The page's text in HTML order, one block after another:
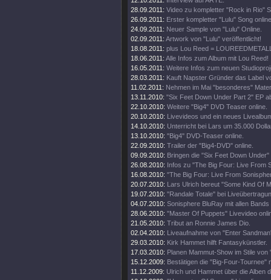
28.09.2011: Video zu kompletter "Rock in Rio"
26.09.2011: Erster kompletter "Lulu" Song
24.09.2011: Neuer Sample von "Lulu" Online.
02.09.2011: Artwork von "Lulu" veröffentlicht!
18.08.2011: plus Lou Reed =
18.06.2011: Alle Infos zum Album mit Lou Reed!
16.05.2011: Weitere Infos zum neuen
28.03.2011: Kauft Napster Gründer das Label
11.02.2011: Nehmen im Mai "besonderes"
13.11.2010: "Six Feet Down Under Part 2" EP
22.10.2010: Weitere "Big4" DVD Teaser online.
20.10.2010: Livevideos und ein neues
14.10.2010: Unterricht bei Lars um 35.000
13.10.2010: "Big4" DVD-Teaser online.
22.09.2010: Trailer der "Big4-DVD" online.
09.09.2010: Bringen die "Six Feet Down Under"
26.08.2010: Infos zu "The Big Four: Live From
16.08.2010: "The Big Four: Live From
20.07.2010: Lars Ulrich bereut "Some Kind Of
19.07.2010: "Randale Totale" bei
04.07.2010: Sonisphere BluRay mit allen Bands
28.06.2010: "Master Of Puppets" Livevideo
21.05.2010: Tribut an Ronnie James Dio.
02.04.2010: Liveaufnahme von "Enter
29.03.2010: Kirk Hammet hilft Fantasykünstler.
17.03.2010: Planen Mammut-Show im Stile von
15.12.2009: Bestätigen die "Big-Four-Tournee"
11.12.2009: Ulrich und Hammet über die Alben